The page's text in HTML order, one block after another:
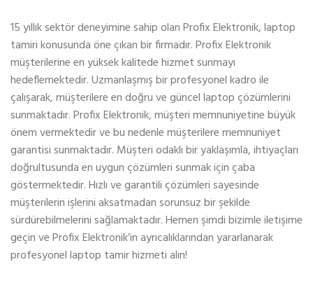
15 yıllık sektör deneyimine sahip olan Profix Elektronik, laptop
tamiri konusunda öne çıkan bir firmadır. Profix Elektronik
müşterilerine en yüksek kalitede hizmet sunmayı
hedeflemektedir. Uzmanlaşmış bir profesyonel kadro ile
çalışarak, müşterilere en doğru ve güncel laptop çözümlerini
sunmaktadır. Profix Elektronik, müşteri memnuniyetine büyük
önem vermektedir ve bu nedenle müşterilere memnuniyet
garantisi sunmaktadır. Müşteri odaklı bir yaklaşımla, ihtiyaçları
doğrultusunda en uygun çözümleri sunmak için çaba
göstermektedir. Hızlı ve garantili çözümleri sayesinde
müşterilerin işlerini aksatmadan sorunsuz bir şekilde
sürdürebilmelerini sağlamaktadır. Hemen şimdi bizimle iletişime
geçin ve Profix Elektronik’in ayrıcalıklarından yararlanarak
profesyonel laptop tamir hizmeti alın!